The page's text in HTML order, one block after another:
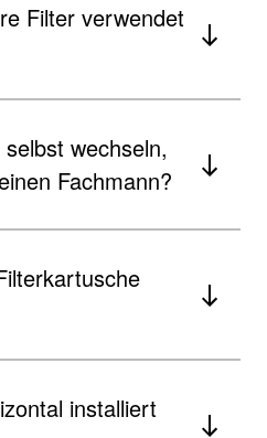
Filter verwendet
wechseln,
Fachmann?
installiert